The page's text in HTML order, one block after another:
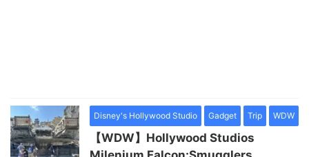
Disney's Hollywood Studio Gadget Trip WDW
【WDW】Hollywood Studios